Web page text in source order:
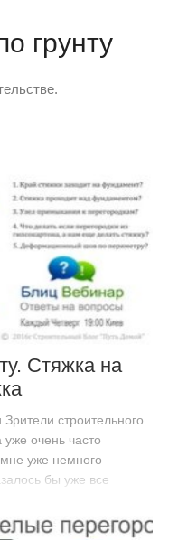
грунту
Стяжка на
строительного
очень часто
уже немного
бы уже все